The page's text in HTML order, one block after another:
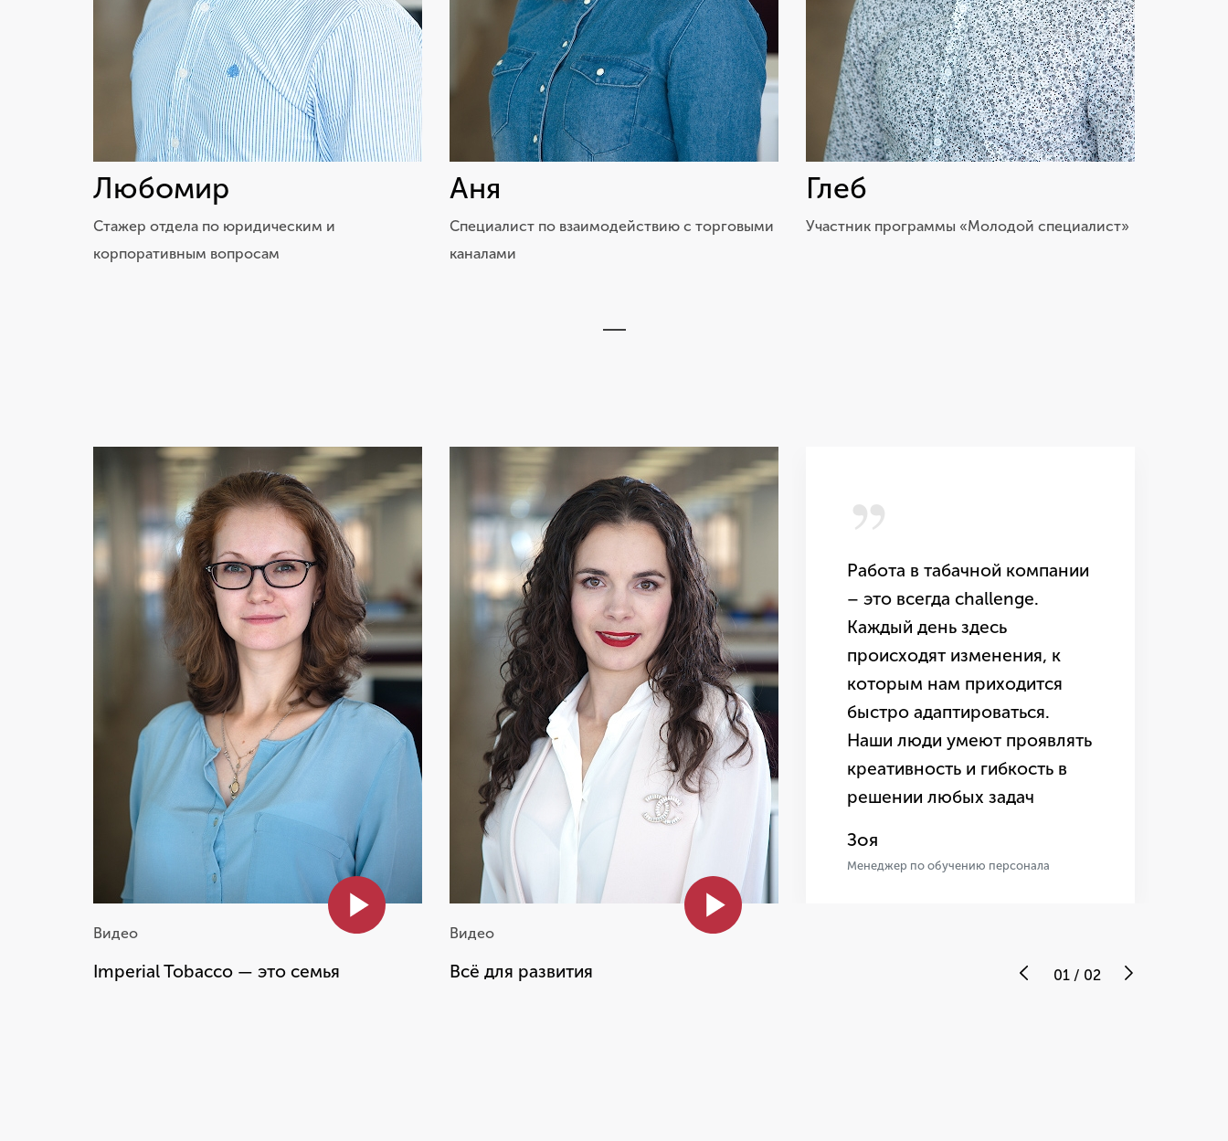
Любомир
Cтажер отдела по юридическим и
корпоративным вопросам
Аня
Специалист по взаимодействию с торговыми
каналами
Глеб
Участник программы «Молодой специалист»
Видео
Imperial Tobacco — это семья
Видео
Всё для развития
,,
В Imperial Tobacco есть
много примеров
стремительного развития
карьеры. Это первая
компания, где у многих
сотрудников есть
возможность уехать в
другую страну, чтобы
получить
кроссфункциональный опыт
Наталья
Менеджер по развитию торговых
сегментов
,,
Работа в табачной компании
– это всегда challenge.
Каждый день здесь
происходят изменения, к
которым нам приходится
быстро адаптироваться.
Наши люди умеют проявлять
креативность и гибкость в
решении любых задач
Зоя
Менеджер по обучению персонала
01/ 02